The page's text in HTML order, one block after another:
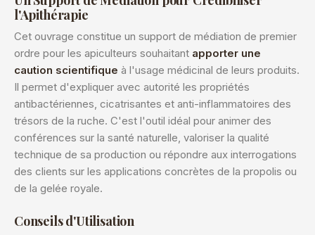
l'Apithérapie
Cet ouvrage constitue un support de médiation de premier
ordre pour les apiculteurs souhaitant apporter une
caution scientifique à l'usage médicinal de leurs produits.
Il permet d'expliquer avec autorité les propriétés
antibactériennes, cicatrisantes et anti-inflammatoires des
trésors de la ruche. C'est l'outil idéal pour animer des
conférences sur la santé naturelle, valoriser la qualité
technique de sa production ou répondre aux interrogations
des clients sur les applications concrètes de la propolis ou
de la gelée royale.
Conseils d'Utilisation